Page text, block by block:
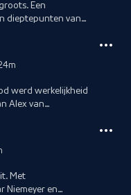
Een
dieptepunten van
werd werkelijkheid
Alex van
Met
Niemeyer en